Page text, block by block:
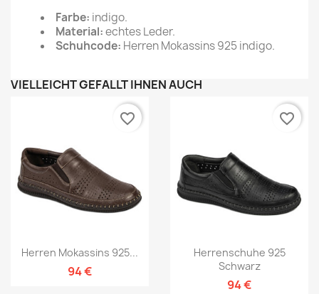
Farbe: indigo.
Material:echtes Leder.
Schuhcode: Herren Mokassins 925 indigo.
VIELLEICHT GEFÄLLT IHNEN AUCH
Herren Mokassins 925...
94 €
favorite_border
Herrenschuhe 925
Schwarz
94 €
favorite_border